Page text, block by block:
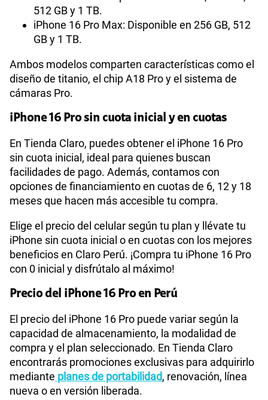
512 GB y 1 TB.
iPhone 16 Pro Max: Disponible en 256 GB, 512
GB y 1 TB.
Ambos modelos comparten características como el
diseño de titanio, el chip A18 Pro y el sistema de
cámaras Pro.
iPhone 16 Pro sin cuota inicial y en cuotas
En Tienda Claro, puedes obtener el iPhone 16 Pro
sin cuota inicial, ideal para quienes buscan
facilidades de pago. Además, contamos con
opciones de financiamiento en cuotas de 6, 12 y 18
meses que hacen más accesible tu compra.
Elige el precio del celular según tu plan y llévate tu
iPhone sin cuota inicial o en cuotas con los mejores
beneficios en Claro Perú. ¡Compra tu iPhone 16 Pro
con 0 inicial y disfrútalo al máximo!
Precio del iPhone 16 Pro en Perú
El precio del iPhone 16 Pro puede variar según la
capacidad de almacenamiento, la modalidad de
compra y el plan seleccionado. En Tienda Claro
encontrarás promociones exclusivas para adquirirlo
mediante planes de portabilidad, renovación, línea
nueva o en versión liberada.